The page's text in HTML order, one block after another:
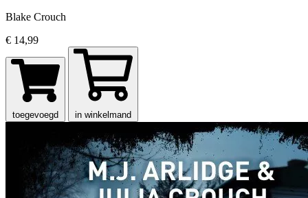
Blake Crouch
€ 14,99
toegevoegd in winkelmand